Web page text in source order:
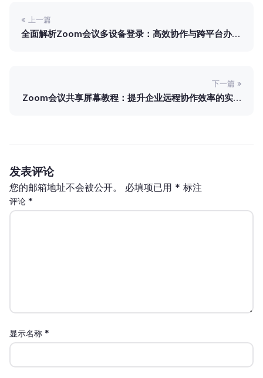
« 上一篇
全面解析Zoom会议多设备登录：高效协作与跨平台办公
下一篇 »
Zoom会议共享屏幕教程：提升企业远程协作效率的实用
发表评论
您的邮箱地址不会被公开。 必填项已用 * 标注
评论 *
显示名称 *